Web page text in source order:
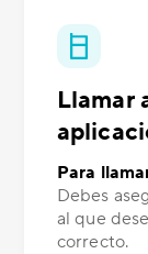
Llamar
Para
Debes
al que
correcto.